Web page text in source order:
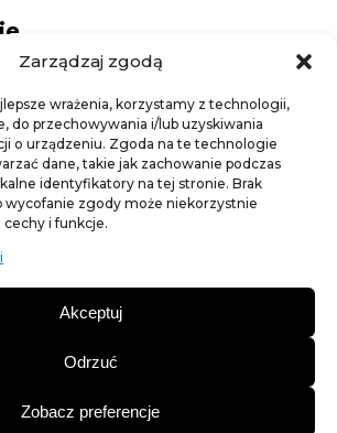
Zarządzaj zgodą
wrażenia, korzystamy z technologii,
do przechowywania i/lub uzyskiwania
o urządzeniu. Zgoda na te technologie
dane, takie jak zachowanie podczas
identyfikatory na tej stronie. Brak
wycofanie zgody może niekorzystnie
cechy i funkcje.
Akceptuj
Odrzuć
Zobacz preferencje
traw